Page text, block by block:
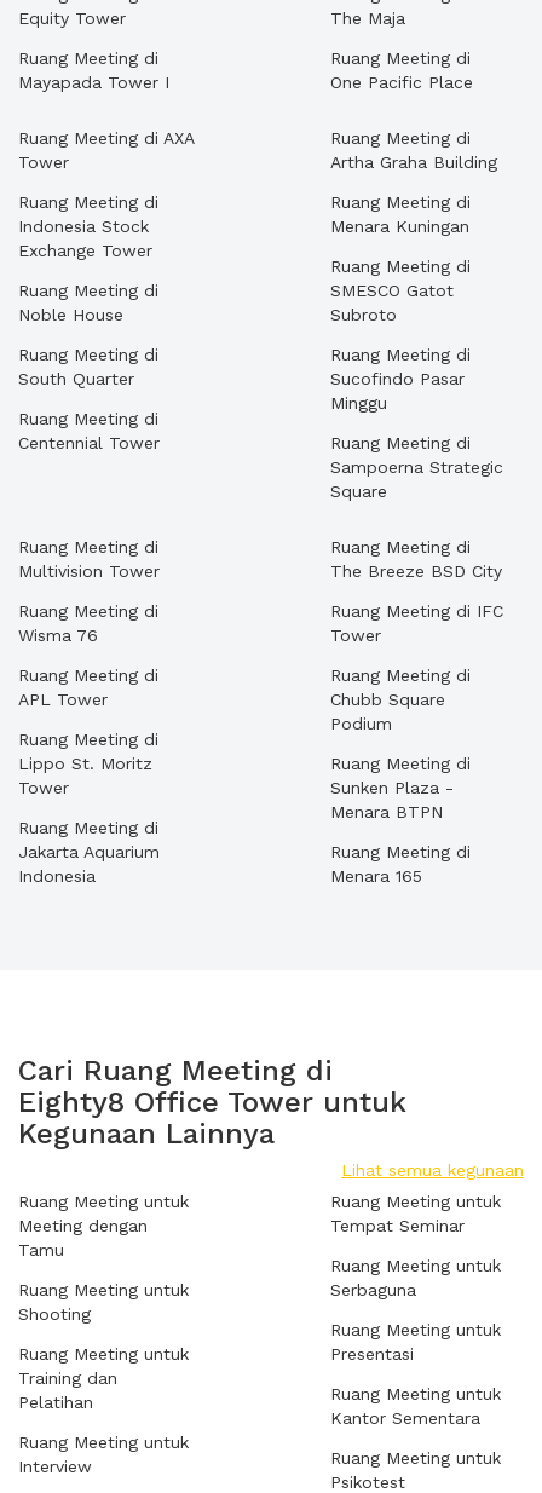
Equity Tower
Ruang Meeting di
Mayapada Tower I
The Maja
Ruang Meeting di
One Pacific Place
Ruang Meeting di AXA
Tower
Ruang Meeting di
Indonesia Stock
Exchange Tower
Ruang Meeting di
Noble House
Ruang Meeting di
South Quarter
Ruang Meeting di
Centennial Tower
Ruang Meeting di
Artha Graha Building
Ruang Meeting di
Menara Kuningan
Ruang Meeting di
SMESCO Gatot
Subroto
Ruang Meeting di
Sucofindo Pasar
Minggu
Ruang Meeting di
Sampoerna Strategic
Square
Ruang Meeting di
Multivision Tower
Ruang Meeting di
Wisma 76
Ruang Meeting di
APL Tower
Ruang Meeting di
Lippo St. Moritz
Tower
Ruang Meeting di
Jakarta Aquarium
Indonesia
Ruang Meeting di
The Breeze BSD City
Ruang Meeting di IFC
Tower
Ruang Meeting di
Chubb Square
Podium
Ruang Meeting di
Sunken Plaza -
Menara BTPN
Ruang Meeting di
Menara 165
Cari Ruang Meeting di
Eighty8 Office Tower untuk
Kegunaan Lainnya
Lihat semua kegunaan
Ruang Meeting untuk
Meeting dengan
Tamu
Ruang Meeting untuk
Shooting
Ruang Meeting untuk
Training dan
Pelatihan
Ruang Meeting untuk
Interview
Ruang Meeting untuk
Tempat Seminar
Ruang Meeting untuk
Serbaguna
Ruang Meeting untuk
Presentasi
Ruang Meeting untuk
Kantor Sementara
Ruang Meeting untuk
Psikotest